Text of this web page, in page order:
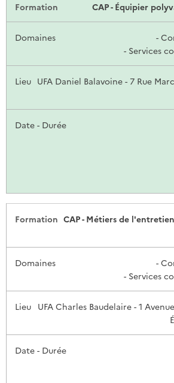
CAP - Équipier
-
- Services
UFA Daniel Balavoine - 7 Rue
CAP - Métiers de
-
- Services
UFA Charles Baudelaire - 1